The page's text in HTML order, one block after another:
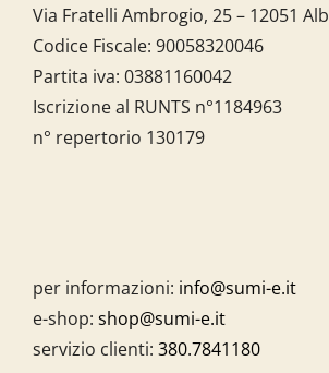
Via Fratelli Ambrogio, 25 – 12051
Codice Fiscale: 90058320046
Partita iva: 03881160042
Iscrizione al RUNTS n°1184963
n° repertorio 130179
per informazioni: info@sumi-e.it
e-shop: shop@sumi-e.it
servizio clienti: 380.7841180